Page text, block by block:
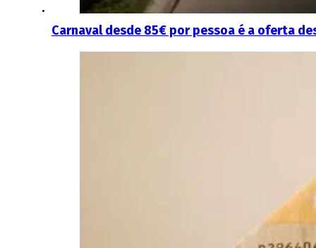
Carnaval desde 85€ por pessoa é a oferta